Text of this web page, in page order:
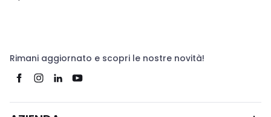
Rimani aggiornato e scopri le nostre novità!